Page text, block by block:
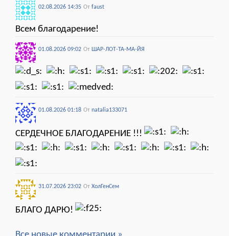
02.08.2026 14:35 От faust
Всем благодарение!
01.08.2026 09:02 От ШАР-ЛОТ-ТА-МА-ЙЯ
01.08.2026 01:18 От natalia133071
СЕРДЕЧНОЕ БЛАГОДАРЕНИЕ !!!
31.07.2026 23:02 От ХолГенСем
БЛАГО ДАРЮ!